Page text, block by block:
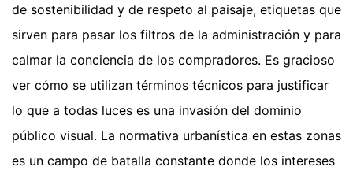
de sostenibilidad y de respeto al paisaje, etiquetas que
sirven para pasar los filtros de la administración y para
calmar la conciencia de los compradores. Es gracioso
ver cómo se utilizan términos técnicos para justificar
lo que a todas luces es una invasión del dominio
público visual. La normativa urbanística en estas zonas
es un campo de batalla constante donde los intereses